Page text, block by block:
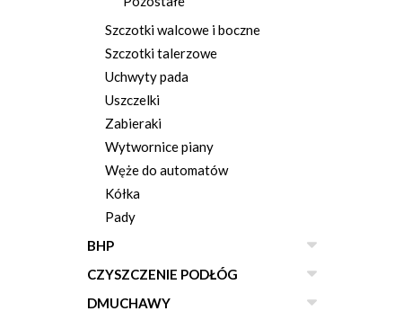
Szczotki walcowe i boczne
Szczotki talerzowe
Uchwyty pada
Uszczelki
Zabieraki
Wytwornice piany
Węże do automatów
Kółka
Pady
BHP
CZYSZCZENIE PODŁÓG
DMUCHAWY